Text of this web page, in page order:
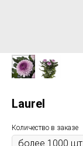
Laurel
Количество в заказе